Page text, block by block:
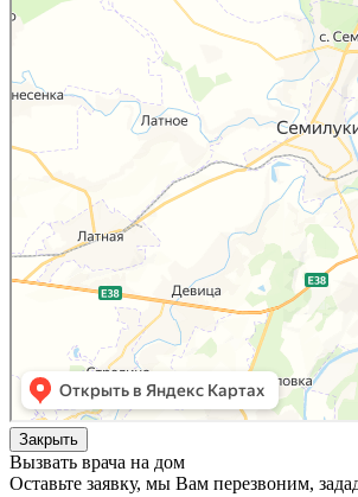
Закрыть
Вызвать врача на дом
Оставьте заявку, мы Вам перезвоним,